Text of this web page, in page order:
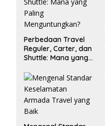
Perbedaan Travel
Reguler, Carter, dan
Shuttle: Mana yang
Menguntungkan?